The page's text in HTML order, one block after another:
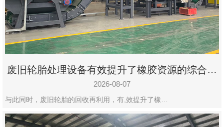
系
郑
州
市
九
设
有
废旧轮胎处理设备有效提升了橡胶资源的综合利
用率
2026-08-07
与此同时，废旧轮胎的回收再利用，有,效提升了橡…